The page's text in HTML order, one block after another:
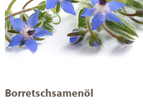
Borretschsamenöl